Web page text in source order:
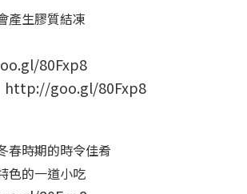
產生膠質結凍
http://goo.gl/80Fxp8
春時期的時令佳肴
色的一道小吃